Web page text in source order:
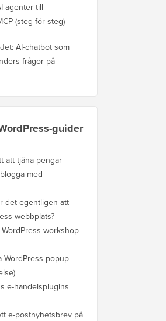
agenter till
(steg för steg)
AI-chatbot som
frågor på
guider
att tjäna pengar
med
det egentligen att
webbplats?
workshop
WordPress popup-
e-handelsplugins
e-postnyhetsbrev på